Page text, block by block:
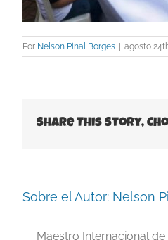
Por Nelson Pinal Borges | agosto
Share This Story,
Sobre el Autor: Nelson
Maestro Internacional